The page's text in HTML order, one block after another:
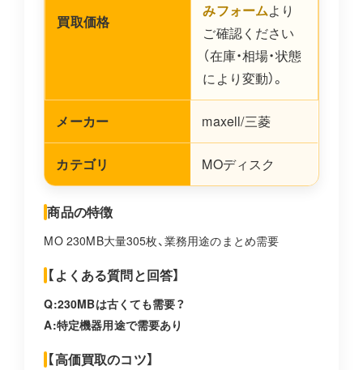
買取価格
みフォームより
ご確認ください
（在庫・相場・状態
により変動）。
メーカー maxell/三菱
カテゴリ MOディスク
商品の特徴
MO 230MB大量305枚、業務用途のまとめ需要
【よくある質問と回答】
Q:230MBは古くても需要？
A:特定機器用途で需要あり
【高価買取のコツ】